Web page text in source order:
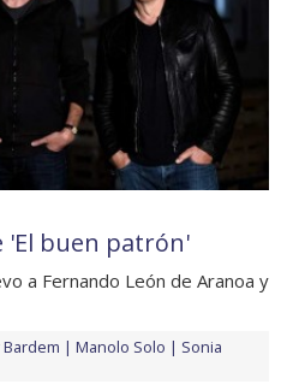
'El buen patrón'
a Fernando León de Aranoa y
Bardem Manolo Solo
Sonia